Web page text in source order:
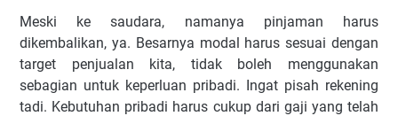
Meski ke saudara, namanya pinjaman harus
dikembalikan, ya. Besarnya modal harus sesuai dengan
target penjualan kita, tidak boleh menggunakan
sebagian untuk keperluan pribadi. Ingat pisah rekening
tadi. Kebutuhan pribadi harus cukup dari gaji yang telah